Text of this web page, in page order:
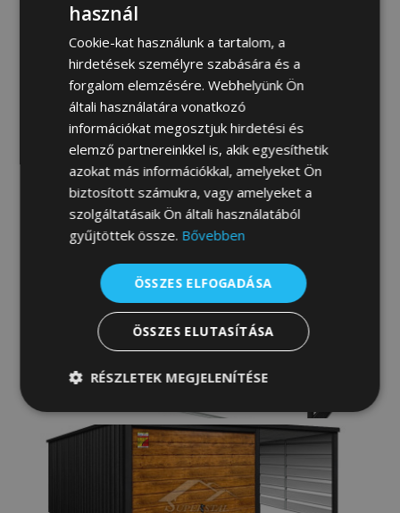
Fotógaléria:
használ
Cookie-kat használunk a tartalom, a
hirdetések személyre szabására és a
forgalom elemzésére. Webhelyünk Ön
általi használatára vonatkozó
információkat megosztjuk hirdetési és
elemző partnereinkkel is, akik egyesíthetik
azokat más információkkal, amelyeket Ön
biztosított számukra, vagy amelyeket a
szolgáltatásaik Ön általi használatából
gyűjtöttek össze. Bővebben
ÖSSZES ELFOGADÁSA
ÖSSZES ELUTASÍTÁSA
RÉSZLETEK MEGJELENÍTÉSE
Elengedhetetlenül
szükséges
Teljesítmény
Célzás Funkcionalitás